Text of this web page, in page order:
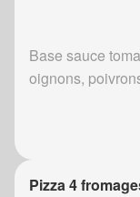
Base sauce
oignons,
Pizza 4